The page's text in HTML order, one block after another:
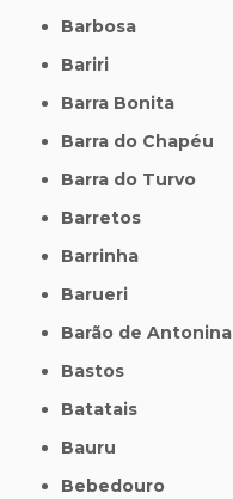
Barbosa
Bariri
Barra Bonita
Barra do Chapéu
Barra do Turvo
Barretos
Barrinha
Barueri
Barão de Antonina
Bastos
Batatais
Bauru
Bebedouro